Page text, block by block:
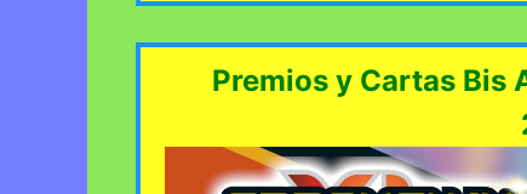
Premios y Cartas Bis